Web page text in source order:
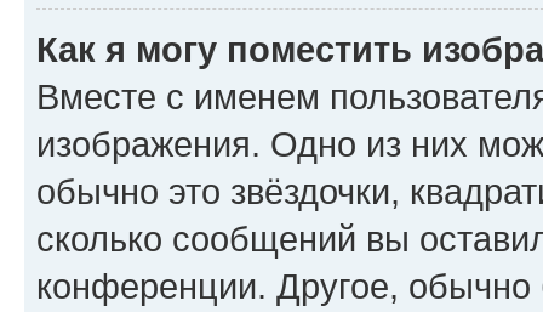
Как я могу поместить
Вместе с именем
изображения. Одно из них
обычно это звёздочки,
сколько сообщений вы
конференции. Другое,